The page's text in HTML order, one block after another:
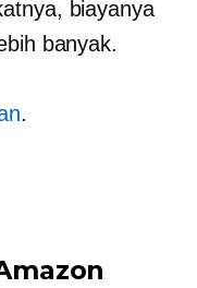
biayanya
banyak.
.